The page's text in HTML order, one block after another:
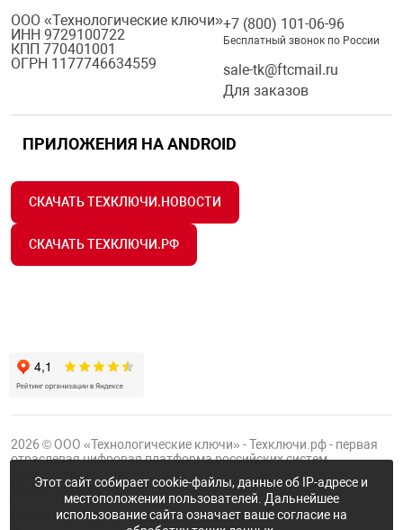
ООО «Технологические ключи»
ИНН 9729100722
КПП 770401001
ОГРН 1177746634559
+7 (800) 101-06-96
Бесплатный звонок по России
sale-tk@ftcmail.ru
Для заказов
ПРИЛОЖЕНИЯ НА ANDROID
СКАЧАТЬ ТЕХКЛЮЧИ.НОВОСТИ
СКАЧАТЬ ТЕХКЛЮЧИ.РФ
2026 © ООО «Технологические ключи» - Техключи.рф - первая
отраслевая цифровая платформа российских систем
ПроектГруппы ФТК
Публичная оферта
Этот сайт собирает cookie-файлы, данные об IP-адресе и
местоположении пользователей. Дальнейшее
использование сайта означает ваше согласие на